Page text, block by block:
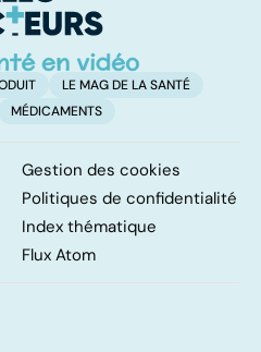
LE MAG DE LA SANTÉ
MÉDICAMENTS
Gestion des cookies
Politiques de confidentialité
Index thématique
Flux Atom